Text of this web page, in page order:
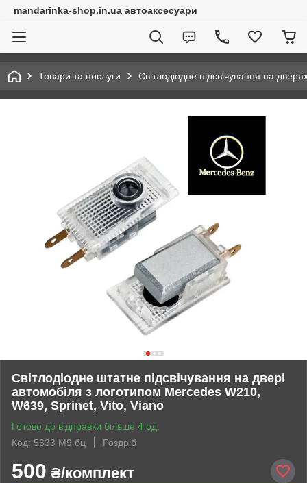
mandarinka-shop.in.ua автоаксесуари
Товари та послуги Світлодіодне підсвічування на
Світлодіодне штатне підсвічування на двері
автомобіля з логотипом Mercedes W210,
W639, Sprinet, Vito, Viano
Готово до відправки більше 4 од.
Код: 5633 M9 бц
Роздріб
500 ₴/комплект